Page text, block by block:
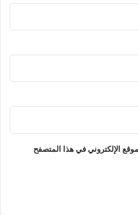
الإلكتروني في هذا المتصفح